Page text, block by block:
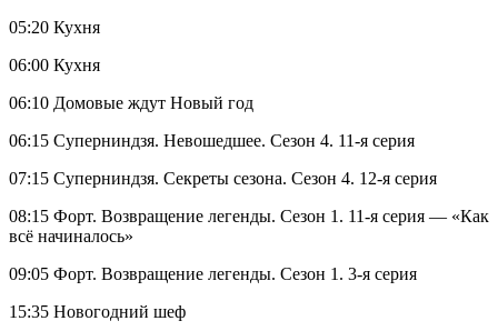
05:20 Кухня
06:00 Кухня
06:10 Домовые ждут Новый год
06:15 Суперниндзя. Невошедшее. Сезон 4. 11-я серия
07:15 Суперниндзя. Секреты сезона. Сезон 4. 12-я серия
08:15 Форт. Возвращение легенды. Сезон 1. 11-я серия — «Как
всё начиналось»
09:05 Форт. Возвращение легенды. Сезон 1. 3-я серия
15:35 Новогодний шеф